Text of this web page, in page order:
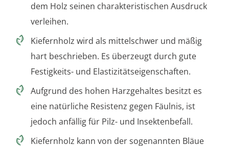
dem Holz seinen charakteristischen Ausdruck
verleihen.
Kiefernholz wird als mittelschwer und mäßig
hart beschrieben. Es überzeugt durch gute
Festigkeits- und Elastizitätseigenschaften.
Aufgrund des hohen Harzgehaltes besitzt es
eine natürliche Resistenz gegen Fäulnis, ist
jedoch anfällig für Pilz- und Insektenbefall.
Kiefernholz kann von der sogenannten Bläue